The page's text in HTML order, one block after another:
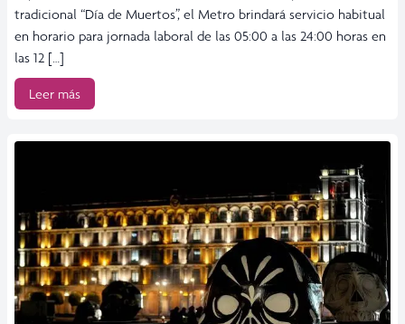
tradicional “Día de Muertos”, el Metro brindará servicio habitual
en horario para jornada laboral de las 05:00 a las 24:00 horas en
las 12 […]
Leer más